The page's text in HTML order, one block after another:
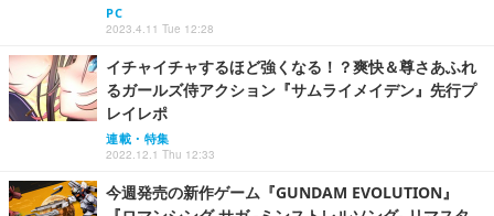
PC
2023.4.11 Tue 12:28
イチャイチャするほど強くなる！？爽快＆尊さあふれ
るガールズ侍アクション『サムライメイデン』先行プ
レイレポ
連載・特集
2022.12.1 Thu 12:33
今週発売の新作ゲーム『GUNDAM EVOLUTION』